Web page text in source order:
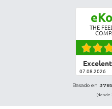
THE
07.08.2026
Basado en
(desde